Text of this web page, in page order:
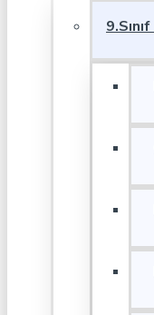
9.Sınıf